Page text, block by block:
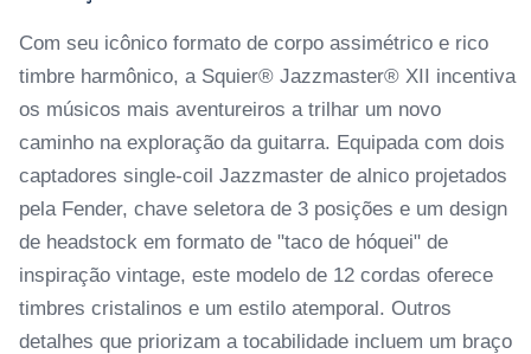
Com seu icônico formato de corpo assimétrico e rico
timbre harmônico, a Squier® Jazzmaster® XII incentiva
os músicos mais aventureiros a trilhar um novo
caminho na exploração da guitarra. Equipada com dois
captadores single-coil Jazzmaster de alnico projetados
pela Fender, chave seletora de 3 posições e um design
de headstock em formato de "taco de hóquei" de
inspiração vintage, este modelo de 12 cordas oferece
timbres cristalinos e um estilo atemporal. Outros
detalhes que priorizam a tocabilidade incluem um braço